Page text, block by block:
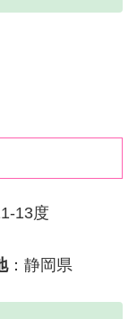
13度
：静岡県